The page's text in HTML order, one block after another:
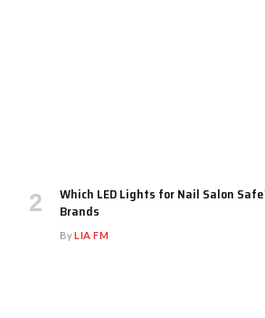
Which LED Lights for Nail Salon
Brands
ByLIA FM